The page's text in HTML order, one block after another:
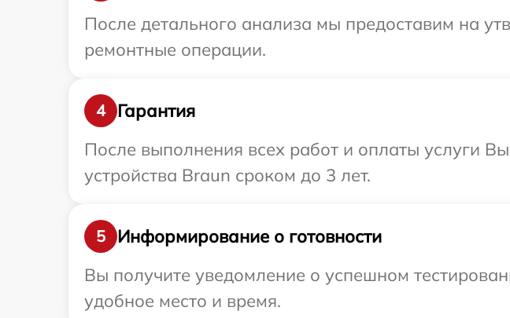
После детального анализа мы предоставим на
ремонтные операции.
4
Гарантия
После выполнения всех работ и оплаты услуги
устройства Braun сроком до 3 лет.
5
Информирование о готовности
Вы получите уведомление о успешном
удобное место и время.